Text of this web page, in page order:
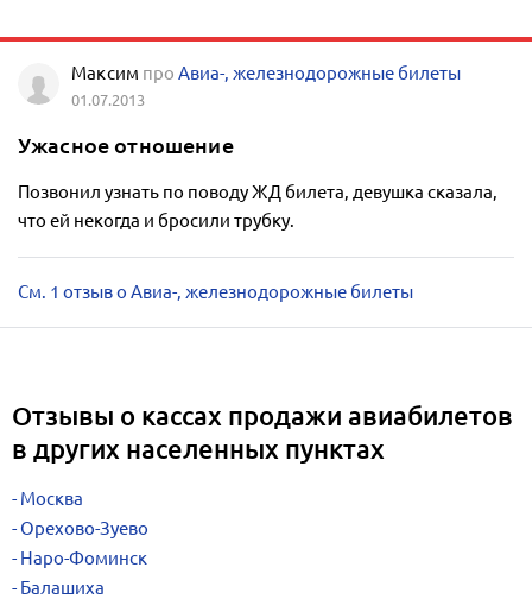
Максим проАвиа-, железнодорожные билеты
01.07.2013
Ужасное отношение
Позвонил узнать по поводу ЖД билета, девушка сказала,
что ей некогда и бросили трубку.
См. 1 отзыв о Авиа-, железнодорожные билеты
Отзывы о кассах продажи авиабилетов
в других населенных пунктах
Москва
Орехово-Зуево
Наро-Фоминск
Балашиха